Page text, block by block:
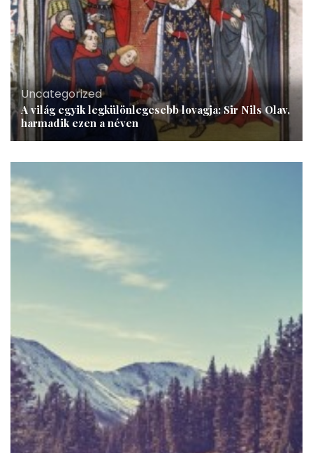
Uncategorized
A világ egyik legkülönlegesebb lovagja: Sir Nils Olav,
harmadik ezen a néven